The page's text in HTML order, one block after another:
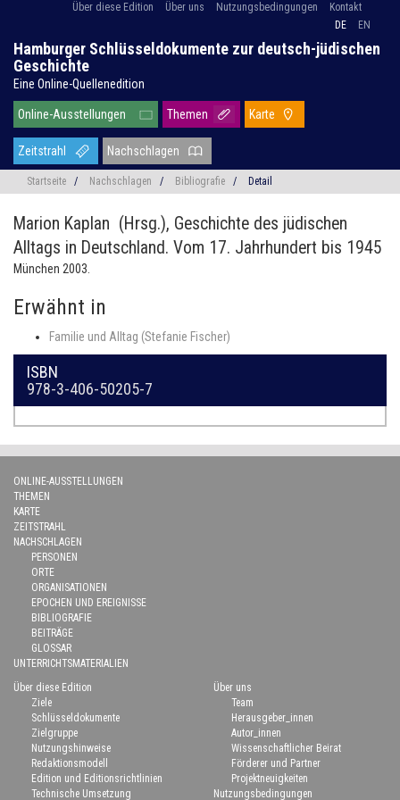
Über diese Edition Über uns Nutzungsbedingungen
Kontakt
DE
EN
Hamburger Schlüsseldokumente zur deutsch-jüdischen
Geschichte
Eine Online-Quellenedition
Online-Ausstellungen Themen Karte
Zeitstrahl Nachschlagen
Startseite / Nachschlagen / Bibliografie / Detail
Marion Kaplan (Hrsg.), Geschichte des jüdischen
Alltags in Deutschland. Vom 17. Jahrhundert bis 1945
München 2003.
Erwähnt in
Familie und Alltag (Stefanie Fischer)
ISBN
978-3-406-50205-7
ONLINE-AUSSTELLUNGEN
THEMEN
KARTE
ZEITSTRAHL
NACHSCHLAGEN
PERSONEN
ORTE
ORGANISATIONEN
EPOCHEN UND EREIGNISSE
BIBLIOGRAFIE
BEITRÄGE
GLOSSAR
UNTERRICHTSMATERIALIEN
Über diese Edition
Ziele
Schlüsseldokumente
Zielgruppe
Nutzungshinweise
Redaktionsmodell
Edition und Editionsrichtlinien
Technische Umsetzung
Über uns
Team
Herausgeber_innen
Autor_innen
Wissenschaftlicher Beirat
Förderer und Partner
Projektneuigkeiten
Nutzungsbedingungen